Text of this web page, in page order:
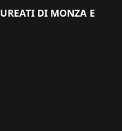
DI MONZA E